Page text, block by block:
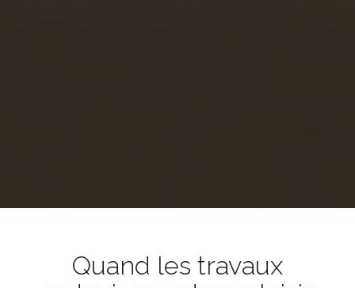
Quand les travaux